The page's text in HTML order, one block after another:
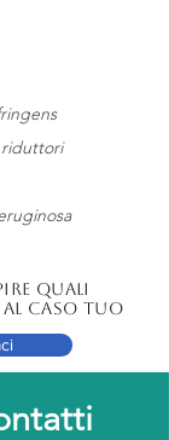
quali
al caso tuo